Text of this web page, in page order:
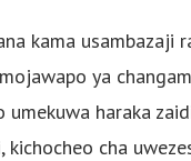
kama
ya
umekuwa haraka
kichocheo cha